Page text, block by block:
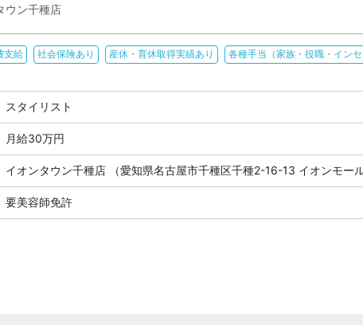
ウン千種店
支給 社会保険あり 産休・育休取得実績あり 各種手当（家族・役職・イン
スタイリスト
月給30万円
イオンタウン千種店 （愛知県名古屋市千種区千種2-16-13 イオンモール
要美容師免許